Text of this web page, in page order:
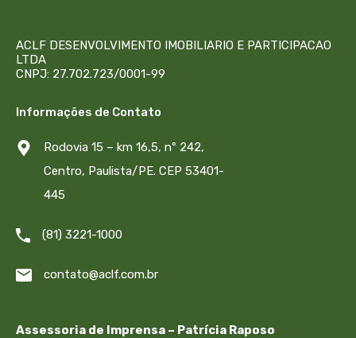
ACLF DESENVOLVIMENTO IMOBILIARIO E PARTICIPACAO
LTDA
CNPJ: 27.702.723/0001-99
Informações de Contato
Rodovia 15 – km 16,5, nº 242,
Centro, Paulista/PE. CEP 53401-
445
(81) 3221-1000
contato@aclf.com.br
Assessoria de Imprensa – Patrícia Raposo